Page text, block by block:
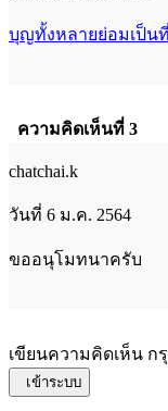
บุญทั้งหลายย่อมเป็น
ความคิดเห็นที่ 3
chatchai.k
วันที่ 6 ม.ค. 2564
ขออนุโมทนาครับ
เขียนความคิดเห็น ก
เข้าระบบ